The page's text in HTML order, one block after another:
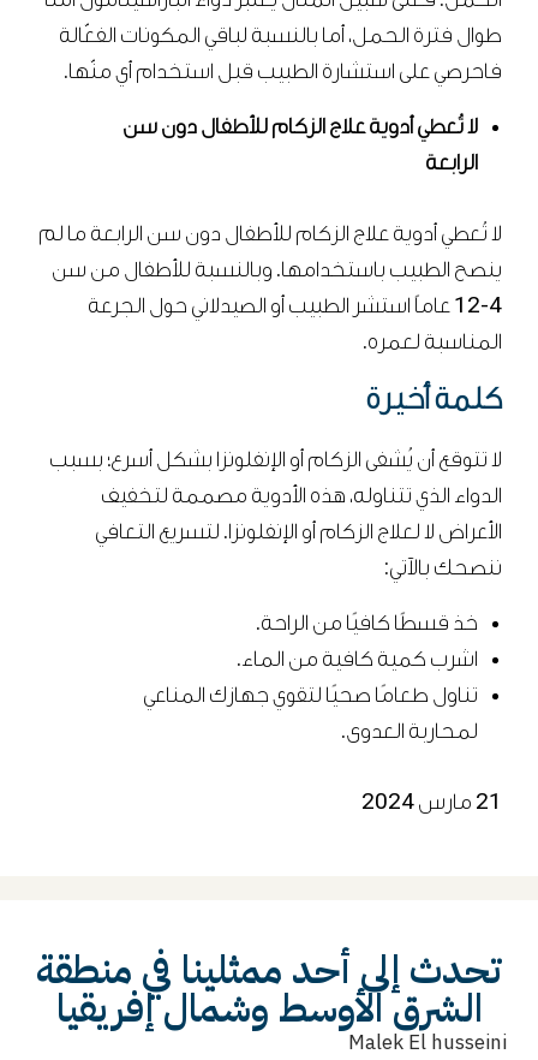
طوال فترة الحمل، أما بالنسبة لباقي المكونات الفعّالة
فاحرصي على استشارة الطبيب قبل استخدام أي منّها.
لا تُعطي أدوية علاج الزكام للأطفال دون سن
الرابعة
لا تُعطي أدوية علاج الزكام للأطفال دون سن الرابعة ما لم
ينصح الطبيب باستخدامها. وبالنسبة للأطفال من سن
4-12 عاماً استشر الطبيب أو الصيدلاني حول الجرعة
المناسبة لعمره.
كلمة أخيرة
لا تتوقع أن يُشفى الزكام أو الإنفلونزا بشكل أسرع؛ بسبب
الدواء الذي تتناوله، هذه الأدوية مصممة لتخفيف
الأعراض لا لعلاج الزكام أو الإنفلونزا. لتسريع التعافي
ننصحك بالآتي:
خذ قسطًا كافيًا من الراحة.
اشرب كمية كافية من الماء.
تناول طعامًا صحيًا لتقوي جهازك المناعي
لمحاربة العدوى.
21 مارس 2024
تحدث إلى أحد ممثلينا في منطقة
الشرق الأوسط وشمال إفريقيا
Malek El husseini